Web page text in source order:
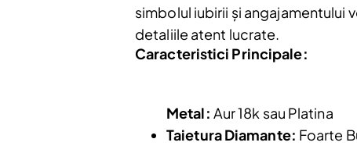
simbolul iubirii și angajamentului
detaliile atent lucrate.
Caracteristici Principale:
Metal: Aur 18k sau Platina
Taietura Diamante: Foarte